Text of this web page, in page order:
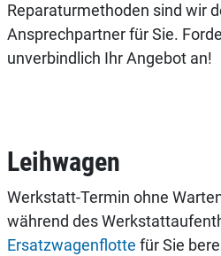
Reparaturmethoden sind wir
Ansprechpartner für Sie.
unverbindlich Ihr Angebot an!
Leihwagen
Werkstatt-Termin ohne
während des
Ersatzwagenflotte für Sie